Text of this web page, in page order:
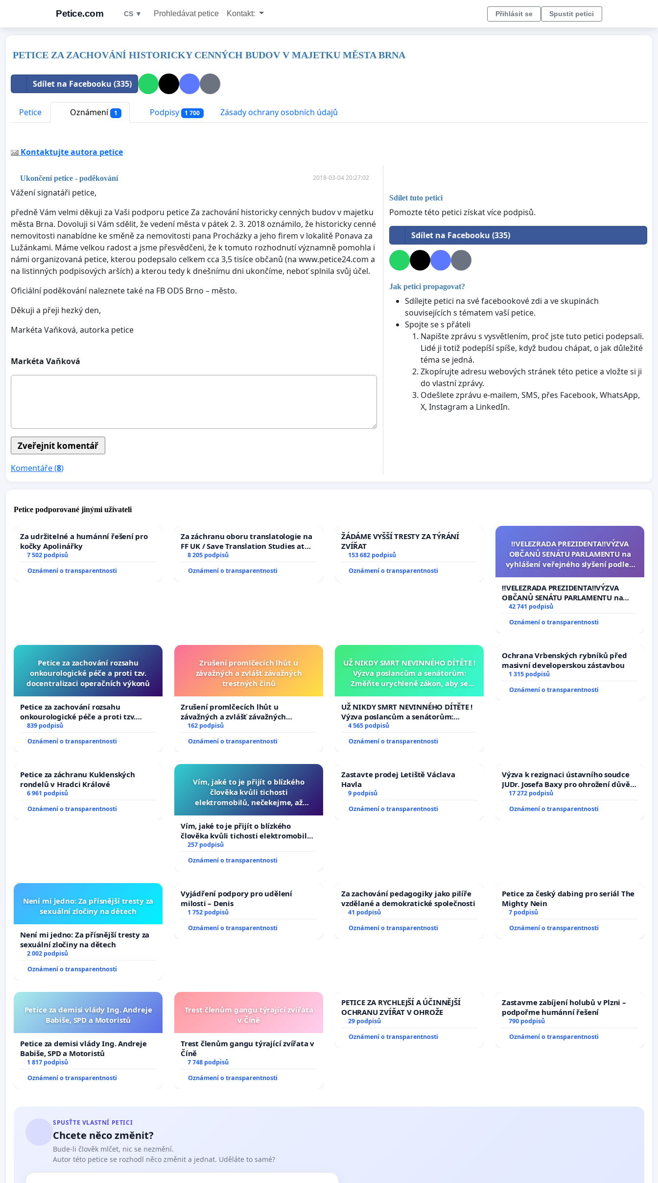
Petice.com CS ▼ Prohledávat petice Kontakt: Přihlásit se Spustit petici
PETICE ZA ZACHOVÁNÍ HISTORICKY CENNÝCH BUDOV V MAJETKU MĚSTA BRNA
Sdílet na Facebooku (335)
Petice Oznámení 1 Podpisy 1 700 Zásady ochrany osobních údajů
Kontaktujte autora petice
Ukončení petice - poděkování 2018-03-04 20:27:02
Vážení signatáři petice,
předně Vám velmi děkuji za Vaši podporu petice Za zachování historicky cenných budov v majetku
města Brna. Dovoluji si Vám sdělit, že vedení města v pátek 2. 3. 2018 oznámilo, že historicky cenné
nemovitosti nanabídne ke směně za nemovitosti pana Procházky a jeho firem v lokalitě Ponava za
Lužánkami. Máme velkou radost a jsme přesvědčeni, že k tomuto rozhodnutí významně pomohla i
námi organizovaná petice, kterou podepsalo celkem cca 3,5 tisíce občanů (na www.petice24.com a
na listinných podpisových arších) a kterou tedy k dnešnímu dni ukončíme, neboť splnila svůj účel.
Oficiální poděkování naleznete také na FB ODS Brno – město.
Děkuji a přeji hezký den,
Markéta Vaňková, autorka petice
Markéta Vaňková
Komentáře (8)
Sdílet tuto petici
Pomozte této petici získat více podpisů.
Sdílet na Facebooku (335)
Jak petici propagovat?
Sdílejte petici na své facebookové zdi a ve skupinách
souvisejících s tématem vaší petice.
Spojte se s přáteli
Napište zprávu s vysvětlením, proč jste tuto petici podepsali.
Lidé ji totiž podepíší spíše, když budou chápat, o jak důležité
téma se jedná.
Zkopírujte adresu webových stránek této petice a vložte si ji
do vlastní zprávy.
Odešlete zprávu e-mailem, SMS, přes Facebook, WhatsApp,
X, Instagram a LinkedIn.
Petice podporované jinými uživateli
Za udržitelné a humánní řešení pro
kočky Apolinářky
7 502 podpisů
Oznámení o transparentnosti
Za záchranu oboru translatologie na
FF UK / Save Translation Studies at
the Faculty of Arts, Charles
University
8 205 podpisů
Oznámení o transparentnosti
ŽÁDÁME VYŠŠÍ TRESTY ZA TÝRÁNÍ
ZVÍŘAT
153 682 podpisů
Oznámení o transparentnosti
‼️VELEZRADA PREZIDENTA‼️VÝZVA
OBČANŮ SENÁTU PARLAMENTU na
vyhlášení veřejného slyšení podle §
na přijetí usnesení k podání ústavní
žaloby na prezidenta republiky
‼️VELEZRADA PREZIDENTA‼️VÝZVA
OBČANŮ SENÁTU PARLAMENTU na
vyhlášení veřejného slyšení podle §
144 jednacího řádu Senátu k návrhu
na přijetí usnesení k podání ústavní
42 741 podpisů
Oznámení o transparentnosti
Petice za zachování rozsahu
onkourologické péče a proti tzv.
docentralizaci operačních výkonů
Petice za zachování rozsahu
onkourologické péče a proti tzv.
docentralizaci operačních výkonů
839 podpisů
Oznámení o transparentnosti
Zrušení promlčecích lhůt u
závažných a zvlášť závažných
trestných činů
Zrušení promlčecích lhůt u
závažných a zvlášť závažných
trestných činů
162 podpisů
Oznámení o transparentnosti
UŽ NIKDY SMRT NEVINNÉHO DÍTĚTE !
Výzva poslancům a senátorům:
Změňte urychleně zákon, aby se
opakovat!
UŽ NIKDY SMRT NEVINNÉHO DÍTĚTE !
Výzva poslancům a senátorům:
Změňte urychleně zákon, aby se
tragédie malé Viktorky už nemohla
opakovat!
4 565 podpisů
Oznámení o transparentnosti
Ochrana Vrbenských rybníků před
masivní developerskou zástavbou
1 315 podpisů
Oznámení o transparentnosti
Petice za záchranu Kuklenských
rondelů v Hradci Králové
6 961 podpisů
Oznámení o transparentnosti
Vím, jaké to je přijít o blízkého
člověka kvůli tichosti
elektromobilů, nečekejme, až
auta!
Vím, jaké to je přijít o blízkého
člověka kvůli tichosti elektromobilů,
nečekejme, až přibydou další,
zaveďme slyšitelná auta!
257 podpisů
Oznámení o transparentnosti
Zastavte prodej Letiště Václava
Havla
9 podpisů
Oznámení o transparentnosti
Výzva k rezignaci ústavního soudce
JUDr. Josefa Baxy pro ohrožení důvěry
ve spravedlivý proces
17 272 podpisů
Oznámení o transparentnosti
Není mi jedno: Za přísnější tresty za
sexuální zločiny na dětech
Není mi jedno: Za přísnější tresty za
sexuální zločiny na dětech
2 002 podpisů
Oznámení o transparentnosti
Vyjádření podpory pro udělení
milosti – Denis
1 752 podpisů
Oznámení o transparentnosti
Za zachování pedagogiky jako pilíře
vzdělané a demokratické společnosti
41 podpisů
Oznámení o transparentnosti
Petice za český dabing pro seriál The
Mighty Nein
7 podpisů
Oznámení o transparentnosti
Petice za demisi vlády Ing. Andreje
Babiše, SPD a Motoristů
Petice za demisi vlády Ing. Andreje
Babiše, SPD a Motoristů
1 817 podpisů
Oznámení o transparentnosti
Trest členům gangu týrající zvířata
v Číně
Trest členům gangu týrající zvířata v
Číně
7 748 podpisů
Oznámení o transparentnosti
PETICE ZA RYCHLEJŠÍ A ÚČINNĚJŠÍ
OCHRANU ZVÍŘAT V OHROŽE
29 podpisů
Oznámení o transparentnosti
Zastavme zabíjení holubů v Plzni –
podpořme humánní řešení
790 podpisů
Oznámení o transparentnosti
SPUSŤTE VLASTNÍ PETICI
Chcete něco změnit?
Bude-li člověk mlčet, nic se nezmění.
Autor této petice se rozhodl něco změnit a jednat. Uděláte to samé?